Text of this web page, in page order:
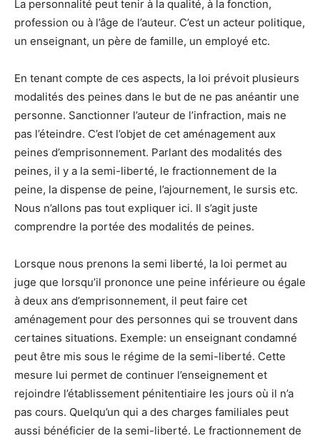
La personnalité peut tenir à la qualité, à la fonction,
profession ou à l’âge de l’auteur. C’est un acteur politique,
un enseignant, un père de famille, un employé etc.
En tenant compte de ces aspects, la loi prévoit plusieurs
modalités des peines dans le but de ne pas anéantir une
personne. Sanctionner l’auteur de l’infraction, mais ne
pas l’éteindre. C’est l’objet de cet aménagement aux
peines d’emprisonnement. Parlant des modalités des
peines, il y a la semi-liberté, le fractionnement de la
peine, la dispense de peine, l’ajournement, le sursis etc.
Nous n’allons pas tout expliquer ici. Il s’agit juste
comprendre la portée des modalités de peines.
Lorsque nous prenons la semi liberté, la loi permet au
juge que lorsqu’il prononce une peine inférieure ou égale
à deux ans d’emprisonnement, il peut faire cet
aménagement pour des personnes qui se trouvent dans
certaines situations. Exemple: un enseignant condamné
peut être mis sous le régime de la semi-liberté. Cette
mesure lui permet de continuer l’enseignement et
rejoindre l’établissement pénitentiaire les jours où il n’a
pas cours. Quelqu’un qui a des charges familiales peut
aussi bénéficier de la semi-liberté. Le fractionnement de